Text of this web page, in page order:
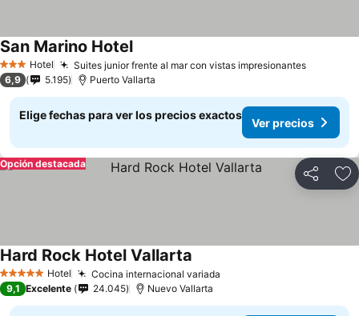
3 Estrellas
Hotel Suites junior frente al mar con vistas impresionantes
San Marino Hotel
6,9 5.195 Puerto Vallarta
Elige fechas para ver los precios exactos
Ver precios
Compartir
Opción destacada
5 Estrellas Hotel Cocina internacional variada
Hard Rock Hotel Vallarta
9,1 Excelente 24.045 Nuevo Vallarta